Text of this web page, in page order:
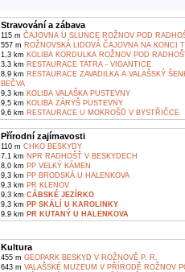
Stravování a zábava
115 m ČAJOVNA U SLUNCE ROŽNOV POD
557 m ROŽNOVSKÁ LIDOVÁ ČAJOVNA NA KONCI
1,3 km KOLIBA KORDULKA ROŽNOV POD
3,3 km RESTAURACE TATRA - VIGANTICE
8,9 km RESTAURACE ZAVADILKA A VALAŠSKÝ
BEČVA
9,3 km KOLIBA VALAŠKA PUSTEVNY
9,5 km KOLIBA ZÁRYŠ PUSTEVNY
9,6 km RESTAURACE U MOKROŠŮ V BYSTŘIČCE
Přírodní zajímavosti
110 m CHKO BESKYDY
7,1 km NPR RADHOŠŤ V BESKYDECH
8,0 km PP VELKÝ KÁMEN
9,3 km PP BRODSKÁ U HALENKOVA
9,3 km PR KLENOV
9,3 km CÁBSKÉ JEZÍRKO
9,3 km PP SKÁLÍ U KAROLINKY
9,9 km PR KUTANÝ U HALENKOVA
Kultura
455 m GEOPARK BESKYD V ROŽNOVĚ P. R.
643 m VALAŠSKÉ MUZEUM V PŘÍRODĚ ROŽNOV